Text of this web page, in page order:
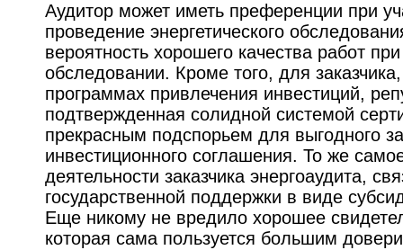
Аудитор может иметь преференции при
проведение энергетического
вероятность хорошего качества работ
обследовании. Кроме того, для
программах привлечения инвестиций,
подтвержденная солидной системой
прекрасным подспорьем для выгодного
инвестиционного соглашения. То же
деятельности заказчика энергоаудита,
государственной поддержки в виде
Еще никому не вредило хорошее
которая сама пользуется большим